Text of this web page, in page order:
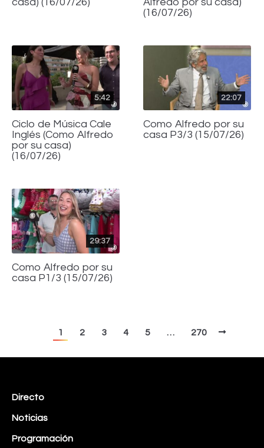
(16/07/26)
5:42
Ciclo de Música Cale
Inglés (Como Alfredo
por su casa)
(16/07/26)
22:07
Como Alfredo por su
casa P3/3 (15/07/26)
29:37
Como Alfredo por su
casa P1/3 (15/07/26)
1 2 3 4 5 … 270
Directo
Noticias
Programación